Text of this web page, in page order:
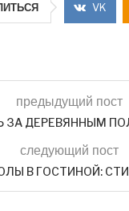
VK
предыдущий пост
ЗА ДЕРЕВЯННЫМ
следующий пост
В ГОСТИНОЙ: